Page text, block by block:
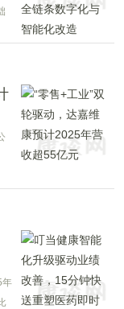
年